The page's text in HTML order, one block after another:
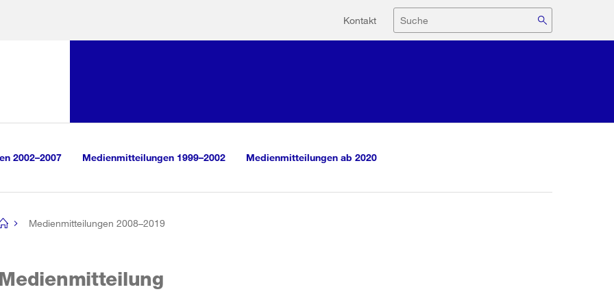
Hilfsnavigation
Kontakt Suche
2002–2007 Medienmitteilungen 1999–2002 Medienmitteilungen ab 2020
Medienmitteilungen 2008–2019